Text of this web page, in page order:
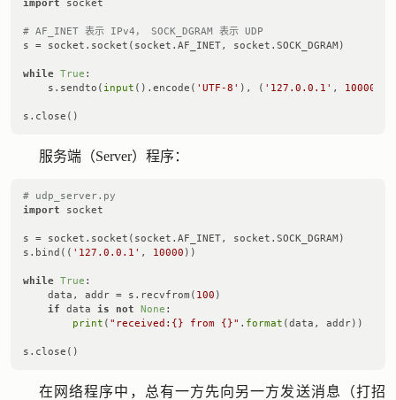
import socket
# AF_INET 表示 IPv4， SOCK_DGRAM 表示 UDP
s = socket.socket(socket.AF_INET, socket.SOCK_DGRAM)
while True :
    s.sendto(
input ().encode( 'UTF-8' ), ( '127.0.0.1' , 10000
服务端（Server）程序：
# udp_server.py
import socket
s = socket.socket(socket.AF_INET, socket.SOCK_DGRAM)
s.bind(( '127.0.0.1' , 10000 ))
while True :
    data, addr = s.recvfrom(
100 )
if data is not None :
print ( "received:{} from {}" . format (data, addr))
在网络程序中，总有一方先向另一方发送消息（打招